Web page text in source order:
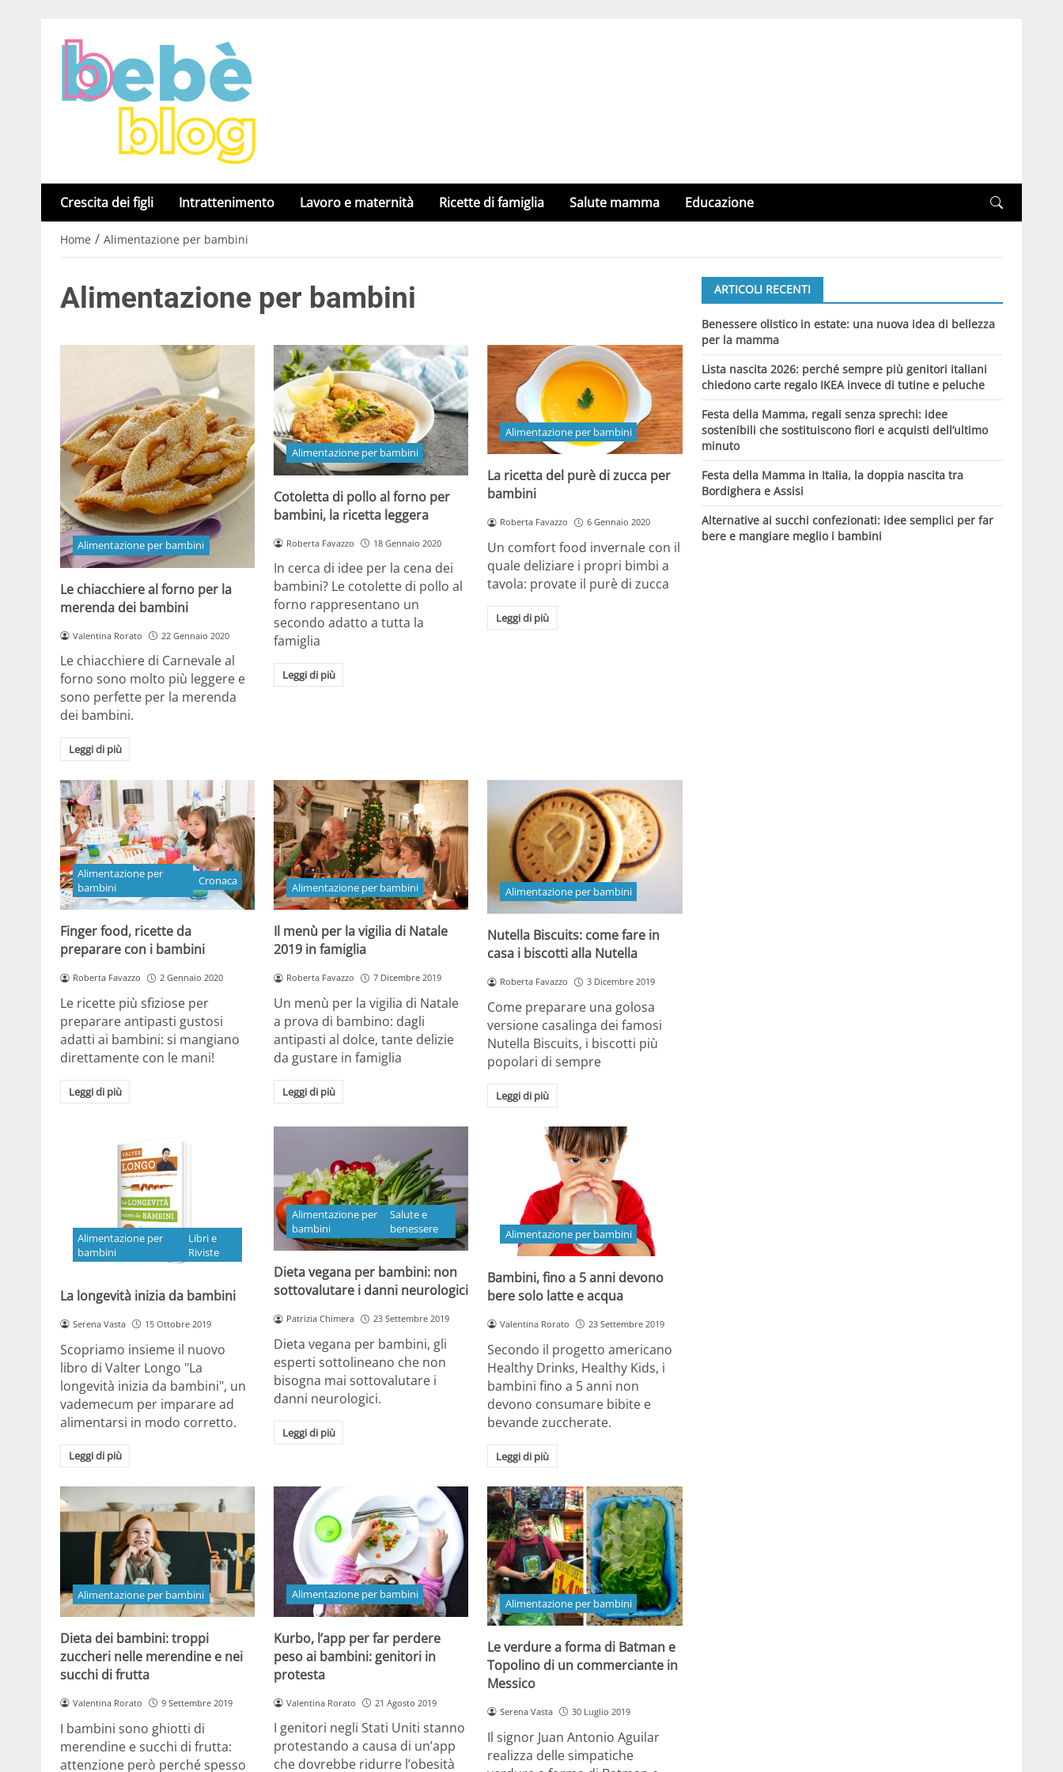
Crescita dei figli Intrattenimento Lavoro e maternità Ricette di famiglia Salute mamma Educazione
Home / Alimentazione per bambini
Alimentazione per bambini
Alimentazione per bambini
Le chiacchiere al forno per la
merenda dei bambini
Valentina Rorato 22 Gennaio 2020
Le chiacchiere di Carnevale al
forno sono molto più leggere e
sono perfette per la merenda
dei bambini.
Leggi di più
Alimentazione per bambini
Cotoletta di pollo al forno per
bambini, la ricetta leggera
Roberta Favazzo 18 Gennaio 2020
In cerca di idee per la cena dei
bambini? Le cotolette di pollo al
forno rappresentano un
secondo adatto a tutta la
famiglia
Leggi di più
Alimentazione per bambini
La ricetta del purè di zucca per
bambini
Roberta Favazzo 6 Gennaio 2020
Un comfort food invernale con il
quale deliziare i propri bimbi a
tavola: provate il purè di zucca
Leggi di più
Alimentazione per
bambini
Cronaca
Finger food, ricette da
preparare con i bambini
Roberta Favazzo 2 Gennaio 2020
Le ricette più sfiziose per
preparare antipasti gustosi
adatti ai bambini: si mangiano
direttamente con le mani!
Leggi di più
Alimentazione per bambini
Il menù per la vigilia di Natale
2019 in famiglia
Roberta Favazzo 7 Dicembre 2019
Un menù per la vigilia di Natale
a prova di bambino: dagli
antipasti al dolce, tante delizie
da gustare in famiglia
Leggi di più
Alimentazione per bambini
Nutella Biscuits: come fare in
casa i biscotti alla Nutella
Roberta Favazzo 3 Dicembre 2019
Come preparare una golosa
versione casalinga dei famosi
Nutella Biscuits, i biscotti più
popolari di sempre
Leggi di più
Alimentazione per
bambini
Libri e
Riviste
La longevità inizia da bambini
Serena Vasta 15 Ottobre 2019
Scopriamo insieme il nuovo
libro di Valter Longo "La
longevità inizia da bambini", un
vademecum per imparare ad
alimentarsi in modo corretto.
Leggi di più
Alimentazione per
bambini
Salute e
benessere
Dieta vegana per bambini: non
sottovalutare i danni neurologici
Patrizia Chimera 23 Settembre 2019
Dieta vegana per bambini, gli
esperti sottolineano che non
bisogna mai sottovalutare i
danni neurologici.
Leggi di più
Alimentazione per bambini
Bambini, fino a 5 anni devono
bere solo latte e acqua
Valentina Rorato 23 Settembre 2019
Secondo il progetto americano
Healthy Drinks, Healthy Kids, i
bambini fino a 5 anni non
devono consumare bibite e
bevande zuccherate.
Leggi di più
Alimentazione per bambini
Dieta dei bambini: troppi
zuccheri nelle merendine e nei
succhi di frutta
Valentina Rorato 9 Settembre 2019
I bambini sono ghiotti di
merendine e succhi di frutta:
attenzione però perché spesso
Alimentazione per bambini
Kurbo, l’app per far perdere
peso ai bambini: genitori in
protesta
Valentina Rorato 21 Agosto 2019
I genitori negli Stati Uniti stanno
protestando a causa di un’app
che dovrebbe ridurre l’obesità
Alimentazione per bambini
Le verdure a forma di Batman e
Topolino di un commerciante in
Messico
Serena Vasta 30 Luglio 2019
Il signor Juan Antonio Aguilar
realizza delle simpatiche
ARTICOLI RECENTI
Benessere olistico in estate: una nuova idea di bellezza
per la mamma
Lista nascita 2026: perché sempre più genitori italiani
chiedono carte regalo IKEA invece di tutine e peluche
Festa della Mamma, regali senza sprechi: idee
sostenibili che sostituiscono fiori e acquisti dell’ultimo
minuto
Festa della Mamma in Italia, la doppia nascita tra
Bordighera e Assisi
Alternative ai succhi confezionati: idee semplici per far
bere e mangiare meglio i bambini